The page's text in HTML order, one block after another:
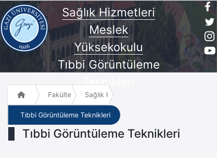
Sağlık Hizmetleri
Meslek
Yüksekokulu
Tıbbi Görüntüleme
Teknikleri
Fakülte ve Meslek Yüksek Okulları
Sağlık Hizmetleri Meslek Yüksekokulu
Tıbbi Görüntüleme Teknikleri
Tıbbi Görüntüleme Teknikleri